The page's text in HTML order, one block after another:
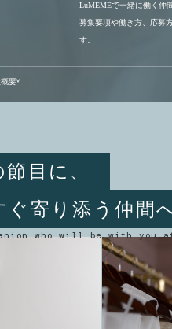
要
LuMEMEで一緒に働く仲
募集要項や働き方、応募
す。
節目に、
ぐ寄り添う仲間
who will be with